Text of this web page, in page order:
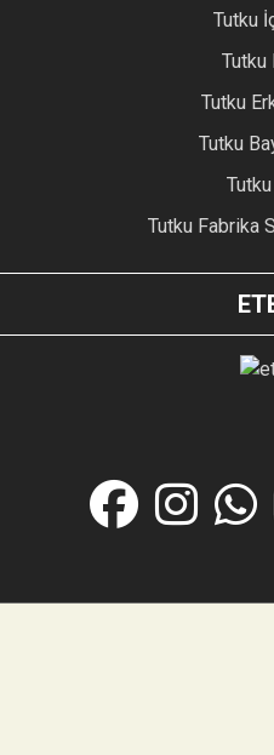
Tutku
Tutku
Tutku
Tutku
Tutku Fabrika